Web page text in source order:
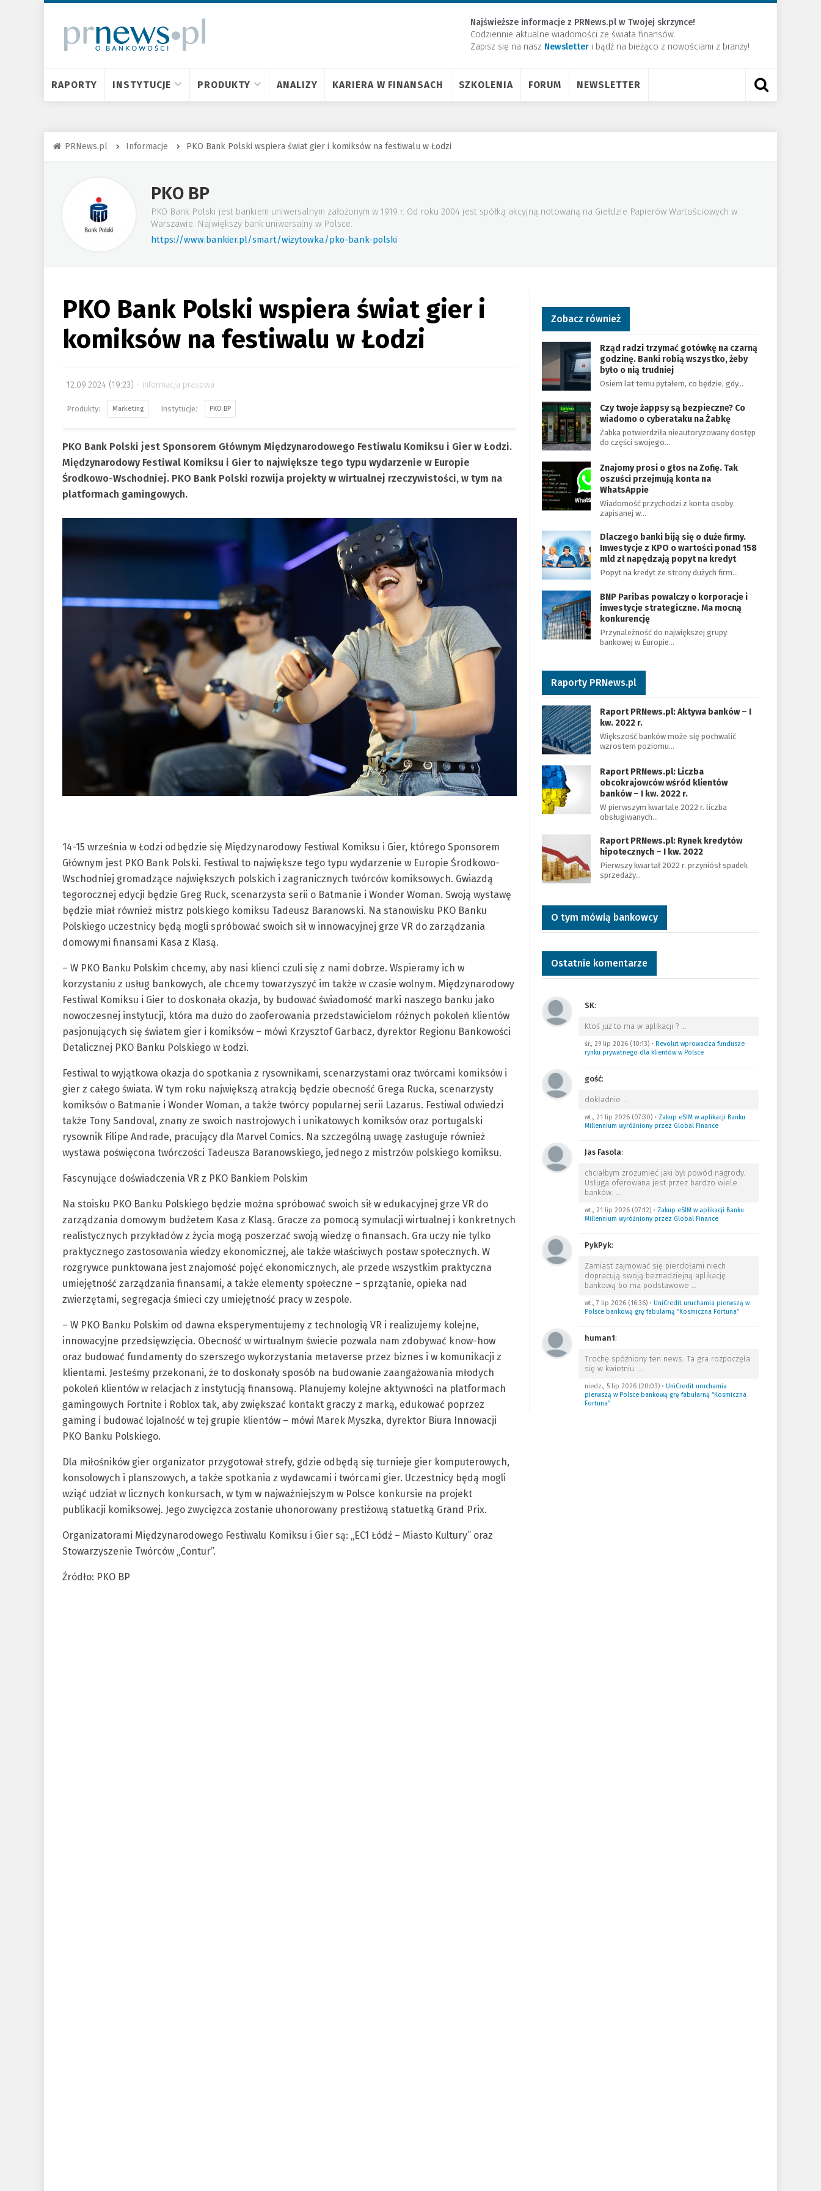
Najświeższe informacje z PRNews.pl w Twojej skrzynce!
Codziennie aktualne wiadomości ze świata finansów.
Zapisz się na nasz Newsletter ​i bądź na bieżąco z nowościami z branży!
RAPORTY INSTYTUCJE PRODUKTY ANALIZY KARIERA W FINANSACH SZKOLENIA FORUM NEWSLETTER
PRNews.pl Informacje PKO Bank Polski wspiera świat gier i komiksów na festiwalu w Łodzi
PKO BP
PKO Bank Polski jest bankiem uniwersalnym założonym w 1919 r. Od roku 2004 jest spółką akcyjną notowaną na Giełdzie Papierów Wartościowych w
Warszawie. Największy bank uniwersalny w Polsce.
https://www.bankier.pl/smart/wizytowka/pko-bank-polski
PKO Bank Polski wspiera świat gier i
komiksów na festiwalu w Łodzi
12.09.2024 (19:23) informacja prasowa
Marketing PKO BP
PKO Bank Polski jest Sponsorem Głównym Międzynarodowego Festiwalu Komiksu i Gier w Łodzi.
Międzynarodowy Festiwal Komiksu i Gier to największe tego typu wydarzenie w Europie
Środkowo-Wschodniej. PKO Bank Polski rozwija projekty w wirtualnej rzeczywistości, w tym na
platformach gamingowych.
14-15 września w Łodzi odbędzie się Międzynarodowy Festiwal Komiksu i Gier, którego Sponsorem
Głównym jest PKO Bank Polski. Festiwal to największe tego typu wydarzenie w Europie Środkowo-
Wschodniej gromadzące największych polskich i zagranicznych twórców komiksowych. Gwiazdą
tegorocznej edycji będzie Greg Ruck, scenarzysta serii o Batmanie i Wonder Woman. Swoją wystawę
będzie miał również mistrz polskiego komiksu Tadeusz Baranowski. Na stanowisku PKO Banku
Polskiego uczestnicy będą mogli spróbować swoich sił w innowacyjnej grze VR do zarządzania
domowymi finansami Kasa z Klasą.
– W PKO Banku Polskim chcemy, aby nasi klienci czuli się z nami dobrze. Wspieramy ich w
korzystaniu z usług bankowych, ale chcemy towarzyszyć im także w czasie wolnym. Międzynarodowy
Festiwal Komiksu i Gier to doskonała okazja, by budować świadomość marki naszego banku jako
nowoczesnej instytucji, która ma dużo do zaoferowania przedstawicielom różnych pokoleń klientów
pasjonujących się światem gier i komiksów – mówi Krzysztof Garbacz, dyrektor Regionu Bankowości
Detalicznej PKO Banku Polskiego w Łodzi.
Festiwal to wyjątkowa okazja do spotkania z rysownikami, scenarzystami oraz twórcami komiksów i
gier z całego świata. W tym roku największą atrakcją będzie obecność Grega Rucka, scenarzysty
komiksów o Batmanie i Wonder Woman, a także twórcy popularnej serii Lazarus. Festiwal odwiedzi
także Tony Sandoval, znany ze swoich nastrojowych i unikatowych komiksów oraz portugalski
rysownik Filipe Andrade, pracujący dla Marvel Comics. Na szczególną uwagę zasługuje również
wystawa poświęcona twórczości Tadeusza Baranowskiego, jednego z mistrzów polskiego komiksu.
Fascynujące doświadczenia VR z PKO Bankiem Polskim
Na stoisku PKO Banku Polskiego będzie można spróbować swoich sił w edukacyjnej grze VR do
zarządzania domowym budżetem Kasa z Klasą. Gracze za pomocą symulacji wirtualnej i konkretnych
realistycznych przykładów z życia mogą poszerzać swoją wiedzę o finansach. Gra uczy nie tylko
praktycznego zastosowania wiedzy ekonomicznej, ale także właściwych postaw społecznych. W
rozgrywce punktowana jest znajomość pojęć ekonomicznych, ale przede wszystkim praktyczna
umiejętność zarządzania finansami, a także elementy społeczne – sprzątanie, opieka nad
zwierzętami, segregacja śmieci czy umiejętność pracy w zespole.
– W PKO Banku Polskim od dawna eksperymentujemy z technologią VR i realizujemy kolejne,
innowacyjne przedsięwzięcia. Obecność w wirtualnym świecie pozwala nam zdobywać know-how
oraz budować fundamenty do szerszego wykorzystania metaverse przez biznes i w komunikacji z
klientami. Jesteśmy przekonani, że to doskonały sposób na budowanie zaangażowania młodych
pokoleń klientów w relacjach z instytucją finansową. Planujemy kolejne aktywności na platformach
gamingowych Fortnite i Roblox tak, aby zwiększać kontakt graczy z marką, edukować poprzez
gaming i budować lojalność w tej grupie klientów – mówi Marek Myszka, dyrektor Biura Innowacji
PKO Banku Polskiego.
Dla miłośników gier organizator przygotował strefy, gdzie odbędą się turnieje gier komputerowych,
konsolowych i planszowych, a także spotkania z wydawcami i twórcami gier. Uczestnicy będą mogli
wziąć udział w licznych konkursach, w tym w najważniejszym w Polsce konkursie na projekt
publikacji komiksowej. Jego zwycięzca zostanie uhonorowany prestiżową statuetką Grand Prix.
Organizatorami Międzynarodowego Festiwalu Komiksu i Gier są: „EC1 Łódź – Miasto Kultury” oraz
Stowarzyszenie Twórców „Contur”.
Źródło: PKO BP
Zobacz również
Rząd radzi trzymać gotówkę na czarną
godzinę. Banki robią wszystko, żeby
było o nią trudniej
Osiem lat temu pytałem, co będzie, gdy…
Czy twoje żappsy są bezpieczne? Co
wiadomo o cyberataku na Żabkę
Żabka potwierdziła nieautoryzowany dostęp
do części swojego…
Znajomy prosi o głos na Zofię. Tak
oszuści przejmują konta na
WhatsAppie
Wiadomość przychodzi z konta osoby
zapisanej w…
Dlaczego banki biją się o duże firmy.
Inwestycje z KPO o wartości ponad 158
mld zł napędzają popyt na kredyt
Popyt na kredyt ze strony dużych firm…
BNP Paribas powalczy o korporacje i
inwestycje strategiczne. Ma mocną
konkurencję
Przynależność do największej grupy
bankowej w Europie…
Raporty PRNews.pl
Raport PRNews.pl: Aktywa banków – I
kw. 2022 r.
Większość banków może się pochwalić
wzrostem poziomu…
Raport PRNews.pl: Liczba
obcokrajowców wśród klientów
banków – I kw. 2022 r.
W pierwszym kwartale 2022 r. liczba
obsługiwanych…
Raport PRNews.pl: Rynek kredytów
hipotecznych – I kw. 2022
Pierwszy kwartał 2022 r. przyniósł spadek
sprzedaży…
O tym mówią bankowcy
Ostatnie komentarze
SK:
Ktoś już to ma w aplikacji ? …
śr., 29 lip 2026 (10:13)• Revolut wprowadza fundusze
rynku prywatnego dla klientów w Polsce
gość:
dokładnie …
wt., 21 lip 2026 (07:30)• Zakup eSIM w aplikacji Banku
Millennium wyróżniony przez Global Finance
Jas Fasola:
chciałbym zrozumieć jaki był powód nagrody.
Usługa oferowana jest przez bardzo wiele
banków. …
wt., 21 lip 2026 (07:12)• Zakup eSIM w aplikacji Banku
Millennium wyróżniony przez Global Finance
PykPyk:
Zamiast zajmować się pierdołami niech
dopracują swoją beznadziejną aplikację
bankową bo ma podstawowe …
wt., 7 lip 2026 (16:36)• UniCredit uruchamia pierwszą w
Polsce bankową grę fabularną “Kosmiczna Fortuna”
human1:
Trochę spóźniony ten news. Ta gra rozpoczęła
się w kwietniu. …
niedz., 5 lip 2026 (20:03)• UniCredit uruchamia
pierwszą w Polsce bankową grę fabularną “Kosmiczna
Fortuna”